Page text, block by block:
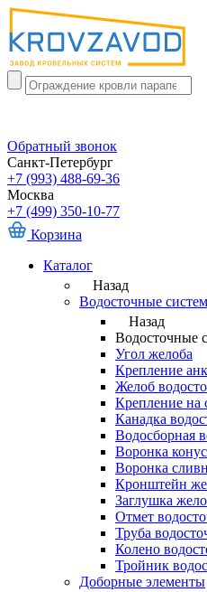
Обратный звонок
Санкт-Петербург
+7 (993) 488-69-36
Москва
+7 (499) 350-10-77
Корзина
Каталог
Назад
Водосточные
Назад
Водосточные
Угол желоба
Крепление
Желоб
Крепление на
Канадка
Водосборная
Воронка
Воронка
Кронштейн
Заглушка
Отмет
Труба
Колено
Тройник
Доборные элементы